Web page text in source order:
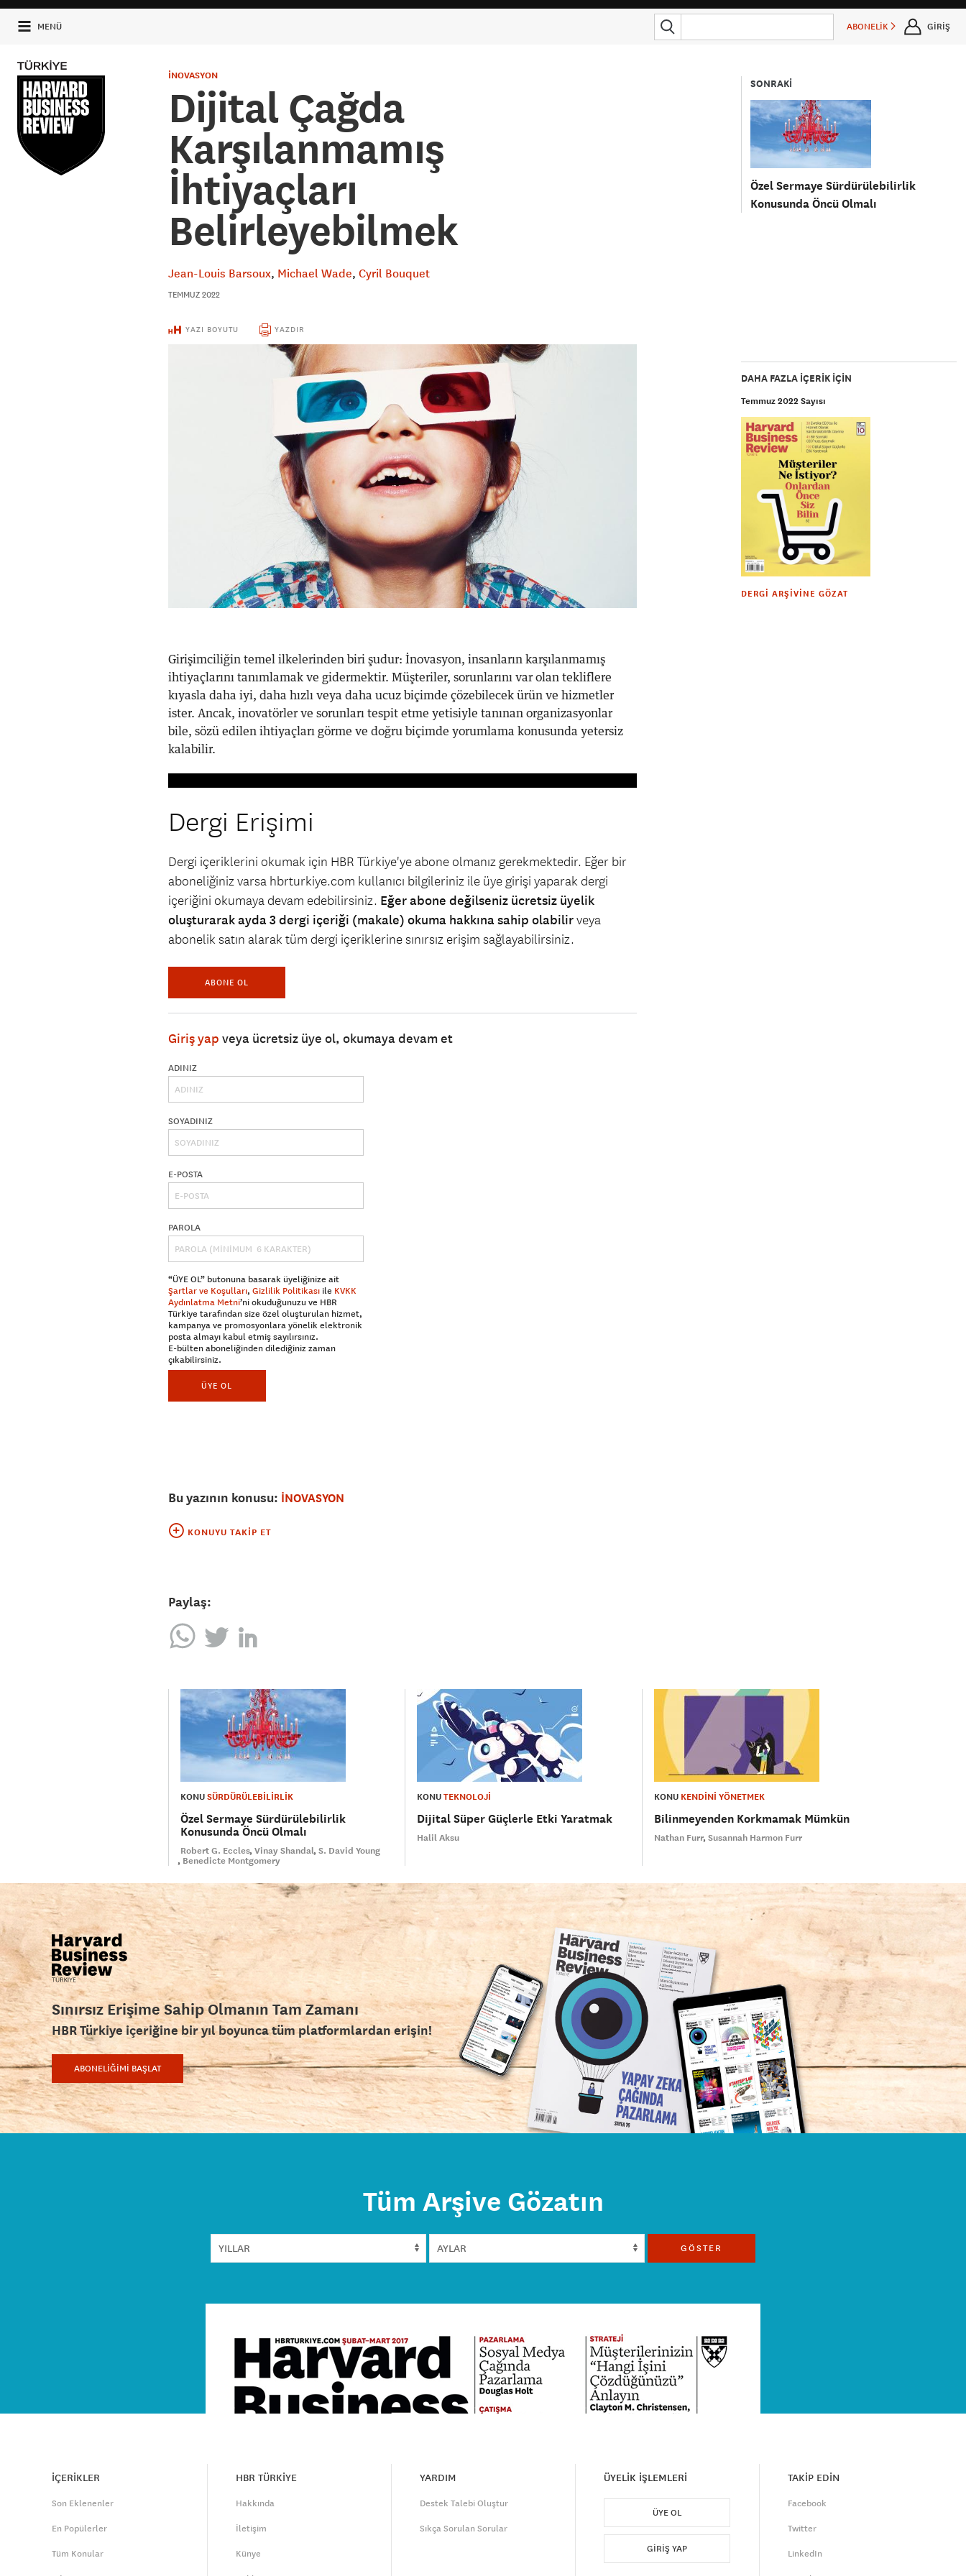
MENÜ ABONELİK GİRİŞ
SONRAKİ
Özel Sermaye Sürdürülebilirlik
Konusunda Öncü Olmalı
İNOVASYON
Dijital Çağda
Karşılanmamış
İhtiyaçları
Belirleyebilmek
Jean-Louis Barsoux Michael Wade Cyril Bouquet
TEMMUZ 2022
YAZI BOYUTU YAZDIR
DAHA FAZLA IÇERIK IÇIN
Temmuz 2022 Sayısı
DERGI ARŞIVINE GÖZAT
Girişimciliğin temel ilkelerinden biri şudur: İnovasyon, insanların karşılanmamış
ihtiyaçlarını tanımlamak ve gidermektir. Müşteriler, sorunlarını var olan tekliflere
kıyasla daha iyi, daha hızlı veya daha ucuz biçimde çözebilecek ürün ve hizmetler
ister. Ancak, inovatörler ve sorunları tespit etme yetisiyle tanınan organizasyonlar
bile, sözü edilen ihtiyaçları görme ve doğru biçimde yorumlama konusunda yetersiz
kalabilir.
Dergi Erişimi
Dergi içeriklerini okumak için HBR Türkiye'ye abone olmanız gerekmektedir. Eğer bir
aboneliğiniz varsa hbrturkiye.com kullanıcı bilgileriniz ile üye girişi yaparak dergi
içeriğini okumaya devam edebilirsiniz. Eğer abone değilseniz ücretsiz üyelik
oluşturarak ayda 3 dergi içeriği (makale) okuma hakkına sahip olabilirveya
abonelik satın alarak tüm dergi içeriklerine sınırsız erişim sağlayabilirsiniz.
ABONE OL
Giriş yap veya ücretsiz üye ol, okumaya devam et
ADINIZ
SOYADINIZ
E-POSTA
PAROLA
“ÜYE OL” butonuna basarak üyeliğinize ait
Şartlar ve Koşulları, Gizlilik Politikası ile KVKK
Aydınlatma Metni’ni okuduğunuzu ve HBR
Türkiye tarafından size özel oluşturulan hizmet,
kampanya ve promosyonlara yönelik elektronik
posta almayı kabul etmiş sayılırsınız.
E-bülten aboneliğinden dilediğiniz zaman
çıkabilirsiniz.
ÜYE OL
Bu yazının konusu: İNOVASYON
KONUYU TAKIP ET
Paylaş:
KONUSÜRDÜRÜLEBİLİRLİK
Özel Sermaye Sürdürülebilirlik
Konusunda Öncü Olmalı
Robert G. Eccles Vinay Shandal S. David Young
Benedicte Montgomery
KONUTEKNOLOJİ
Dijital Süper Güçlerle Etki Yaratmak
Halil Aksu
KONU KENDİNİ YÖNETMEK
Bilinmeyenden Korkmamak Mümkün
Nathan Furr Susannah Harmon Furr
Sınırsız Erişime Sahip Olmanın Tam Zamanı
HBR Türkiye içeriğine bir yıl boyunca tüm platformlardan erişin!
ABONELİĞİMİ BAŞLAT
Tüm Arşive Gözatın
GÖSTER
İÇERİKLER
Son Eklenenler
En Popülerler
Tüm Konular
HBR TÜRKİYE
Hakkında
İletişim
Künye
YARDIM
Destek Talebi Oluştur
Sıkça Sorulan Sorular
ÜYELİK İŞLEMLERİ
ÜYE OL
GIRIŞ YAP
TAKİP EDİN
Facebook
Twitter
LinkedIn